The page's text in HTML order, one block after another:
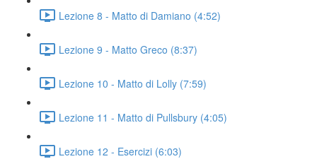
Lezione 8 - Matto di Damiano (4:52)
Lezione 9 - Matto Greco (8:37)
Lezione 10 - Matto di Lolly (7:59)
Lezione 11 - Matto di Pullsbury (4:05)
Lezione 12 - Esercizi (6:03)